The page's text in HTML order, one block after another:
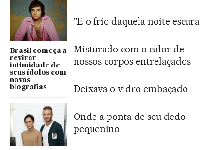
Brasil começa a
revirar
intimidade de
seus ídolos com
novas
biografias
"E o frio daquela noite escura
Misturado com o calor de
nossos corpos entrelaçados
Deixava o vidro embaçado
Onde a ponta de seu dedo
pequenino